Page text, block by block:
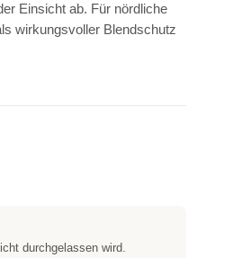
Einsicht ab. Für nördliche
wirkungsvoller Blendschutz
durchgelassen wird.